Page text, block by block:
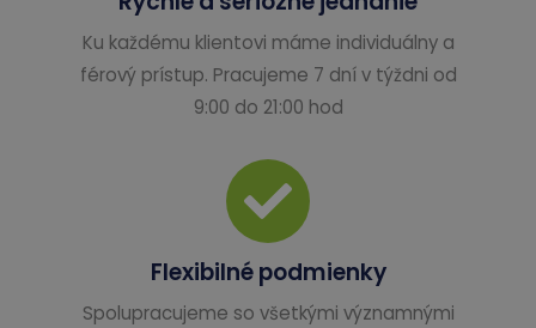
Ku každému klientovi máme individuálny a
férový prístup. Pracujeme 7 dní v týždni od
9:00 do 21:00 hod
Flexibilné podmienky
Spolupracujeme so všetkými významnými